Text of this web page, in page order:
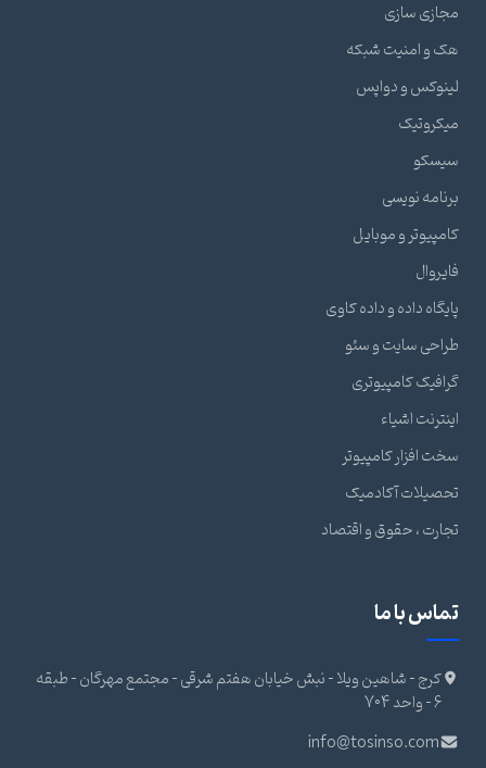
مجازی سازی
هک و امنیت شبکه
لینوکس و دواپس
میکروتیک
سیسکو
برنامه نویسی
کامپیوتر و موبایل
فایروال
پایگاه داده و داده کاوی
طراحی سایت و سئو
گرافیک کامپیوتری
اینترنت اشیاء
سخت افزار کامپیوتر
تحصیلات آکادمیک
تجارت ، حقوق و اقتصاد
تماس با ما
کرج - شاهین ویلا - نبش خیابان هفتم شرقی - مجتمع مهرگان - طبقه
6 - واحد 704
info@tosinso.com